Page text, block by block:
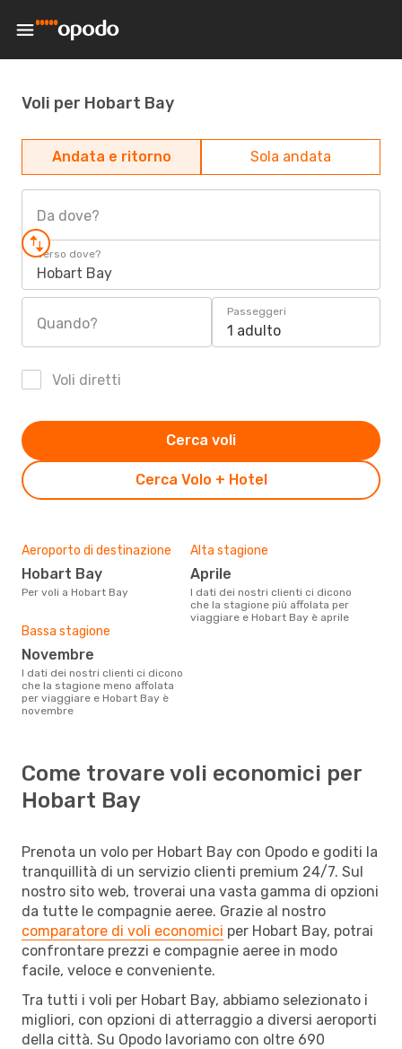
Voli per Hobart Bay
Andata e ritorno Sola andata
Da dove?
Verso dove?
Hobart Bay
Quando?
Passeggeri
1 adulto
Voli diretti
Cerca Volo + Hotel
Cerca voli
Aeroporto di destinazione
Hobart Bay
Per voli a Hobart Bay
Alta stagione
aprile
I dati dei nostri clienti ci dicono
che la stagione più affolata per
viaggiare e Hobart Bay è aprile
Bassa stagione
novembre
I dati dei nostri clienti ci dicono
che la stagione meno affolata
per viaggiare e Hobart Bay è
novembre
Come trovare voli economici per
Hobart Bay
Prenota un volo per Hobart Bay con Opodo e goditi la
tranquillità di un servizio clienti premium 24/7. Sul
nostro sito web, troverai una vasta gamma di opzioni
da tutte le compagnie aeree. Grazie al nostro
comparatore di voli economici per Hobart Bay, potrai
confrontare prezzi e compagnie aeree in modo
facile, veloce e conveniente.
Tra tutti i voli per Hobart Bay, abbiamo selezionato i
migliori, con opzioni di atterraggio a diversi aeroporti
della città. Su Opodo lavoriamo con oltre 690